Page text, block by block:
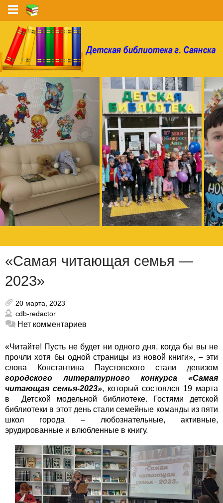
«Самая читающая семья —
2023»
20 марта, 2023
cdb-redactor
Нет комментариев
«Читайте! Пусть не будет ни одного дня, когда бы вы не
прочли хотя бы одной страницы из новой книги», – эти
слова Константина Паустовского стали девизом
городского литературного конкурса «Самая
читающая семья-2023», который состоялся 19 марта
в Детской модельной библиотеке.
Гостями детской
библиотеки в этот день стали семейные команды из пяти
школ города – любознательные, активные,
эрудированные и влюбленные в книгу.